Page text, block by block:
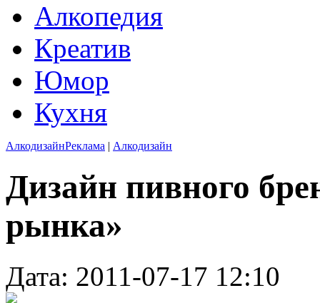
Алкопедия
Креатив
Юмор
Кухня
АлкодизайнРеклама | Алкодизайн
Дизайн пивного
рынка»
Дата: 2011-07-17 12:10